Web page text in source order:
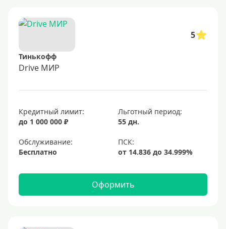
5
Тинькофф
Drive МИР
Кредитный лимит:
до 1 000 000 ₽
Льготный период:
55 дн.
Обслуживание:
Бесплатно
Оформить